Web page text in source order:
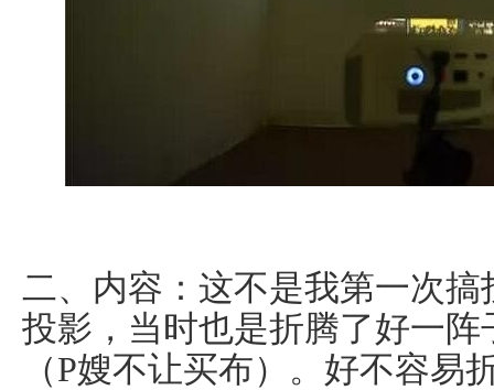
二、内容：这不是我第一次
投影，当时也是折腾了好一
（P嫂不让买布）。好不容易